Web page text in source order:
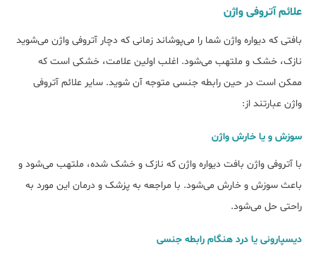
علائم آتروفی واژن
بافتی که دیواره واژن شما را می‌پوشاند زمانی که دچار آتروفی واژن می‌شوید
نازک، خشک و ملتهب می‌شود. اغلب اولین علامت، خشکی است که
ممکن است در حین رابطه جنسی متوجه آن شوید. سایر علائم آتروفی
واژن عبارتند از:
سوزش و یا خارش واژن
با آتروفی واژن بافت دیواره واژن که نازک و خشک شده، ملتهب می‌شود و
باعث سوزش و خارش می‌شود. با مراجعه به پزشک و درمان این مورد به
راحتی حل می‌شود.
دیسپارونی یا درد هنگام رابطه جنسی